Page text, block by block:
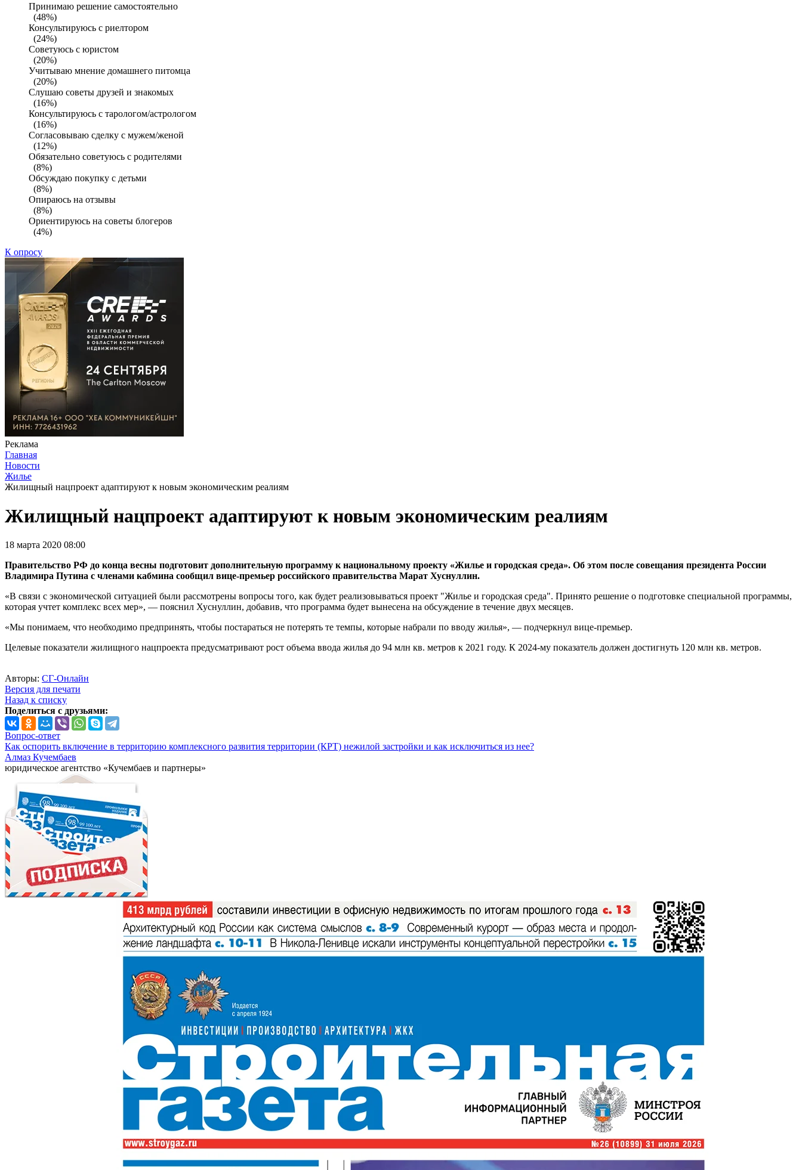
Принимаю решение самостоятельно
(48%)
Консультируюсь с риелтором
(24%)
Советуюсь с юристом
(20%)
Учитываю мнение домашнего питомца
(20%)
Слушаю советы друзей и знакомых
(16%)
Консультируюсь с тарологом/астрологом
(16%)
Согласовываю сделку с мужем/женой
(12%)
Обязательно советуюсь с родителями
(8%)
Обсуждаю покупку с детьми
(8%)
Опираюсь на отзывы
(8%)
Ориентируюсь на советы блогеров
(4%)
К опросу
Реклама
Главная
Новости
Жилье
Жилищный нацпроект адаптируют к новым экономическим реалиям
Жилищный нацпроект адаптируют к новым экономическим реалиям
18 марта 2020 08:00
Правительство РФ до конца весны подготовит дополнительную программу к национальному проекту «Жилье и городская среда». Об этом после совещания президента России
Владимира Путина с членами кабмина сообщил вице-премьер российского правительства Марат Хуснуллин.
«В связи с экономической ситуацией были рассмотрены вопросы того, как будет реализовываться проект "Жилье и городская среда". Принято решение о подготовке специальной программы,
которая учтет комплекс всех мер», — пояснил Хуснуллин, добавив, что программа будет вынесена на обсуждение в течение двух месяцев.
«Мы понимаем, что необходимо предпринять, чтобы постараться не потерять те темпы, которые набрали по вводу жилья», — подчеркнул вице-премьер.
Целевые показатели жилищного нацпроекта предусматривают рост объема ввода жилья до 94 млн кв. метров к 2021 году. К 2024-му показатель должен достигнуть 120 млн кв. метров.
Авторы: СГ-Онлайн
Версия для печати
Назад к списку
Поделиться с друзьями:
Вопрос-ответ
Как оспорить включение в территорию комплексного развития территории (КРТ) нежилой застройки и как исключиться из нее?
Алмаз Кучембаев
юридическое агентство «Кучембаев и партнеры»